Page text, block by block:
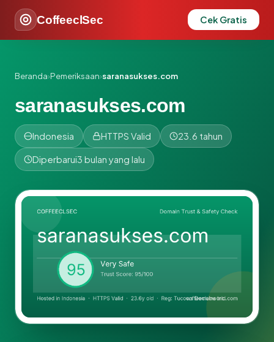
CoffeeclSec Cek Gratis
Beranda›Pemeriksaan›saranasukses.com
saranasukses.com
Indonesia HTTPS Valid 23.6 tahun
Diperbarui3 bulan yang lalu